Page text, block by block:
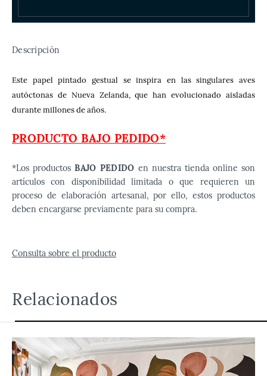
Descripción
Este papel pintado gestual se inspira en las singulares aves
autóctonas de Nueva Zelanda, que han evolucionado aisladas
durante millones de años.
PRODUCTO BAJO PEDIDO*
*Los productosBAJO PEDIDO en nuestra tienda online son
artículos con disponibilidad limitada o que requieren un
proceso de elaboración artesanal, por ello, estos productos
deben encargarse previamente para su compra.
Consulta sobre el producto
Relacionados